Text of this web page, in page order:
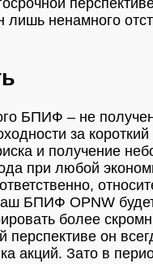
лишь ненамного
БПИФ – не
за
и получение
при любой
БПИФ OPNW
более
перспективе он
акций. Зато в